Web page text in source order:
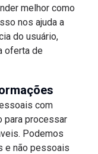
melhor como
nos ajuda a
do usuário,
oferta de
com
para processar
Podemos
e não pessoais